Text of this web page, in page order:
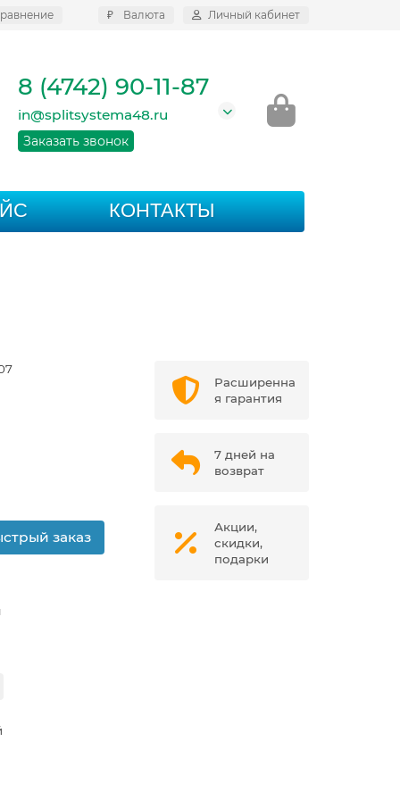
₽ Валюта Личный кабинет
8 (4742) 90-11-87
in@splitsystema48.ru
Заказать звонок
КОНТАКТЫ
заказ
Расширенна
я гарантия
7 дней на
возврат
Акции,
скидки,
подарки